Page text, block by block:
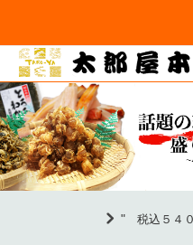
"税込５４０